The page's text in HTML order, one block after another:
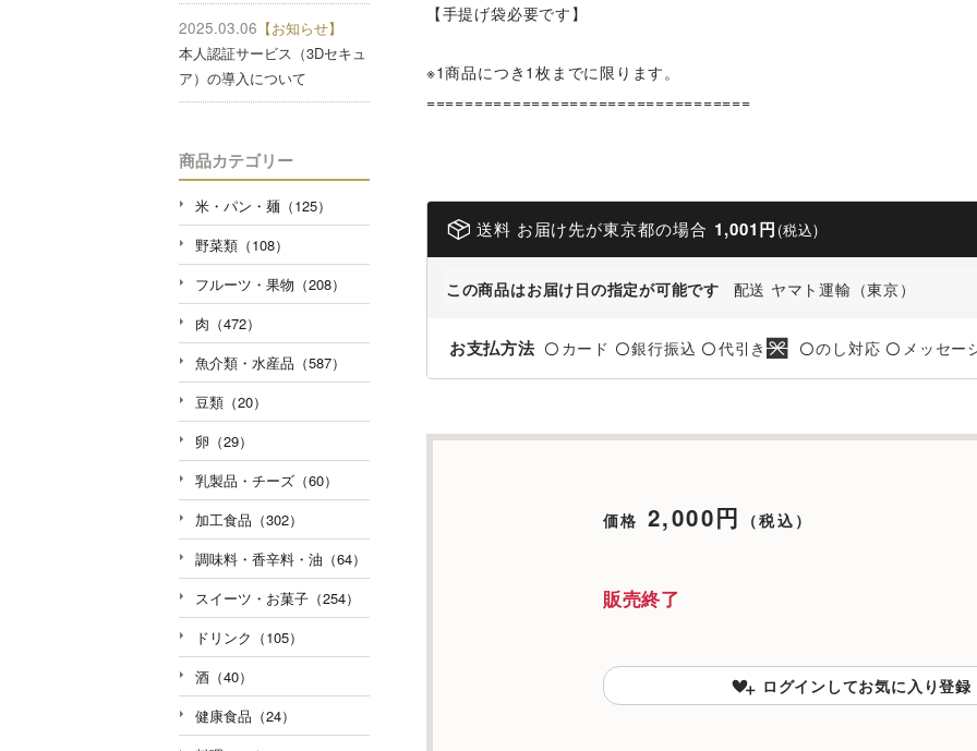
【手提げ袋必要です】
※1商品につき1枚までに限ります。
==================================
送料 お届け先が東京都の場合 1,001円 (税込)
この商品はお届け日の指定が可能です 配送 ヤマト運輸（東京）
お支払方法 〇 カード 〇銀行振込 〇代引き 〇のし対応 〇 メッセー
価格 2,000円 （税込）
販売終了
ログインしてお気に入り登録
2025.03.06 【お知らせ】
本人認証サービス（3Dセキュ
ア）の導入について
商品カテゴリー
米・パン・麺（125）
野菜類（108）
フルーツ・果物（208）
肉（472）
魚介類・水産品（587）
豆類（20）
卵（29）
乳製品・チーズ（60）
加工食品（302）
調味料・香辛料・油（64）
スイーツ・お菓子（254）
ドリンク（105）
酒（40）
健康食品（24）